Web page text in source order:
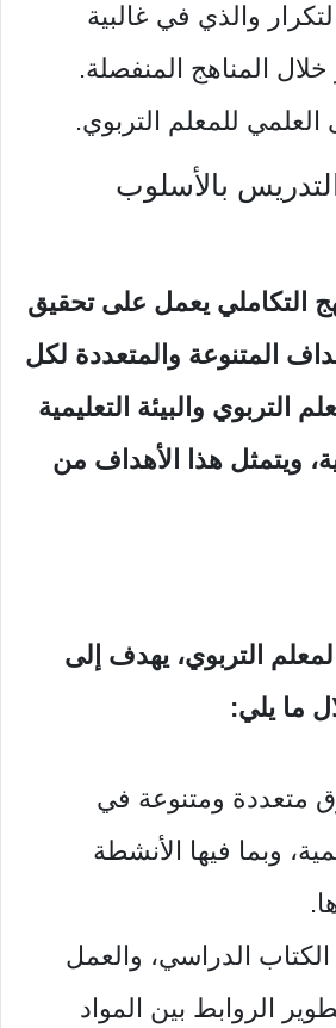
والذي في غالبية
خلال المناهج المنفصلة.
للمعلم التربوي.
بالأسلوب
التكاملي يعمل على تحقيق
المتنوعة والمتعددة لكل
التربوي والبيئة التعليمية
ويتمثل هذا الأهداف من
التربوي، يهدف إلى
ما يلي:
متعددة ومتنوعة في
وبما فيها الأنشطة
الكتاب الدراسي، والعمل
الروابط بين المواد